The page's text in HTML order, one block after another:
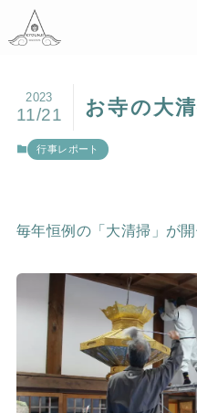
お寺の大
2023
11/21
行事レポート
毎年恒例の「大清掃」が開